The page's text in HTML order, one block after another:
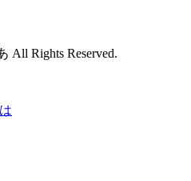
All Rights Reserved.